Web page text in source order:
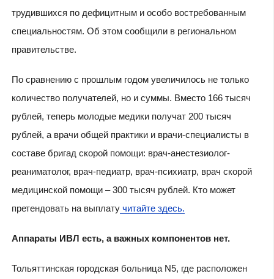
трудившихся по дефицитным и особо востребованным
специальностям. Об этом сообщили в региональном
правительстве.
По сравнению с прошлым годом увеличилось не только
количество получателей, но и суммы. Вместо 166 тысяч
рублей, теперь молодые медики получат 200 тысяч
рублей, а врачи общей практики и врачи-специалисты в
составе бригад скорой помощи: врач-анестезиолог-
реаниматолог, врач-педиатр, врач-психиатр, врач скорой
медицинской помощи – 300 тысяч рублей. Кто может
претендовать на выплатучитайте здесь.
Аппараты ИВЛ есть, а важных компонентов нет.
Тольяттинская городская больница N5, где расположен